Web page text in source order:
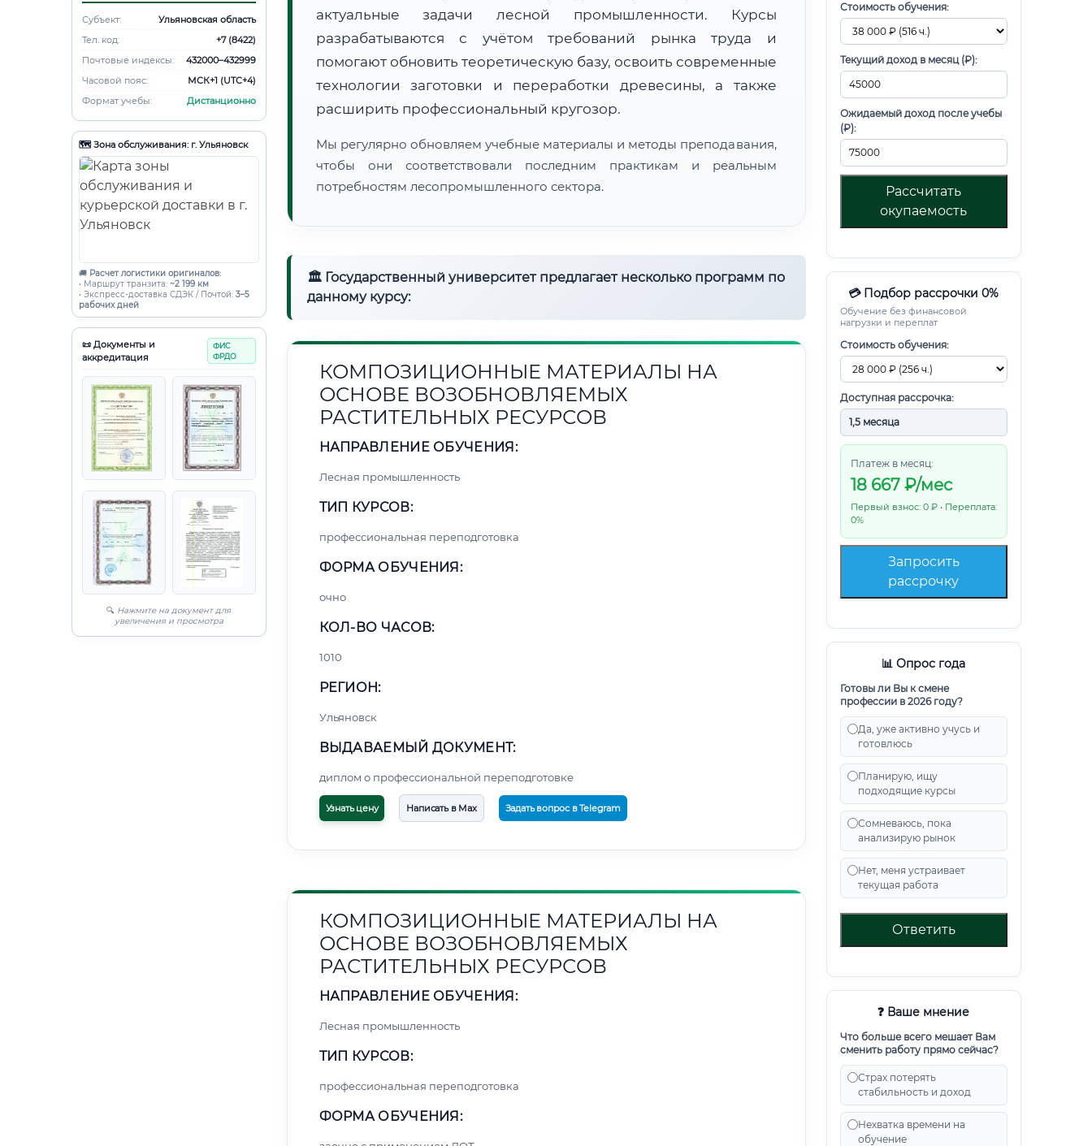
Субъект:
Ульяновская область
Тел. код:
+7 (8422)
Почтовые индексы:
432000–432999
Часовой пояс:
МСК+1 (UTC+4)
Формат учебы:
Дистанционно
🗺️ Зона обслуживания: г. Ульяновск
🚚 Расчет логистики оригиналов:
• Маршрут транзита: ~2 199 км
• Экспресс-доставка СДЭК / Почтой: 3–5
рабочих дней
📜 Документы и
аккредитация
ФИС
ФРДО
🔍 Нажмите на документ для
увеличения и просмотра
Стоимость обучения:
Текущий доход в месяц (₽):
Ожидаемый доход после учебы
(₽):
Рассчитать
окупаемость
💳 Подбор рассрочки 0%
Обучение без финансовой
нагрузки и переплат
Стоимость обучения:
Доступная рассрочка:
Платеж в месяц:
18 667₽/мес
Первый взнос: 0 ₽ • Переплата:
0%
Запросить
рассрочку
📊 Опрос года
Готовы ли Вы к смене
профессии в 2026 году?
Да, уже активно учусь и
готовлюсь
Планирую, ищу
подходящие курсы
Сомневаюсь, пока
анализирую рынок
Нет, меня устраивает
текущая работа
Ответить
❓ Ваше мнение
Что больше всего мешает Вам
сменить работу прямо сейчас?
Страх потерять
стабильность и доход
Нехватка времени на
обучение
актуальные задачи лесной промышленности. Курсы
разрабатываются с учётом требований рынка труда и
помогают обновить теоретическую базу, освоить современные
технологии заготовки и переработки древесины, а также
расширить профессиональный кругозор.
Мы регулярно обновляем учебные материалы и методы преподавания,
чтобы они соответствовали последним практикам и реальным
потребностям лесопромышленного сектора.
🏛 Государственный университет предлагает несколько программ по
данному курсу:
КОМПОЗИЦИОННЫЕ МАТЕРИАЛЫ НА
ОСНОВЕ ВОЗОБНОВЛЯЕМЫХ
РАСТИТЕЛЬНЫХ РЕСУРСОВ
НАПРАВЛЕНИЕ ОБУЧЕНИЯ:
Лесная промышленность
ТИП КУРСОВ:
профессиональная переподготовка
ФОРМА ОБУЧЕНИЯ:
очно
КОЛ-ВО ЧАСОВ:
1010
РЕГИОН:
Ульяновск
ВЫДАВАЕМЫЙ ДОКУМЕНТ:
диплом о профессиональной переподготовке
Узнать цену Написать в Max Задать вопрос в Telegram
КОМПОЗИЦИОННЫЕ МАТЕРИАЛЫ НА
ОСНОВЕ ВОЗОБНОВЛЯЕМЫХ
РАСТИТЕЛЬНЫХ РЕСУРСОВ
НАПРАВЛЕНИЕ ОБУЧЕНИЯ:
Лесная промышленность
ТИП КУРСОВ:
профессиональная переподготовка
ФОРМА ОБУЧЕНИЯ: